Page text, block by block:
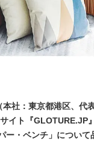
社：東京都港区、代
イト『GLOTURE.JP
ー・ベンチ」について